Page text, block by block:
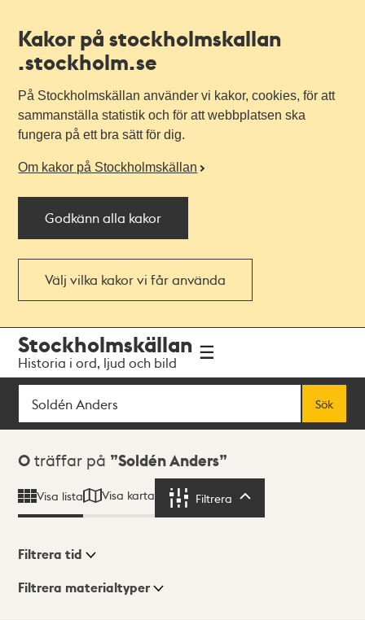
Kakor på stockholmskallan
.stockholm.se
På Stockholmskällan använder vi kakor, cookies, för att
sammanställa statistik och för att webbplatsen ska
fungera på ett bra sätt för dig.
Om kakor på Stockholmskällan
Godkänn alla kakor
Välj vilka kakor vi får använda
navigationen
huvudinnehållet
Stockholmskällan
Historia i ord, ljud och bild
Sök
Sök
Sökresultat
0 träffar på Soldén Anders
Visa lista Visa karta Filtrera
Visningsläge
Filtrera tid
Filtrera materialtyper